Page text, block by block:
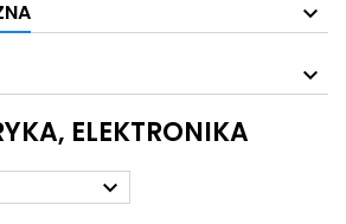
ELEKTRONIKA
